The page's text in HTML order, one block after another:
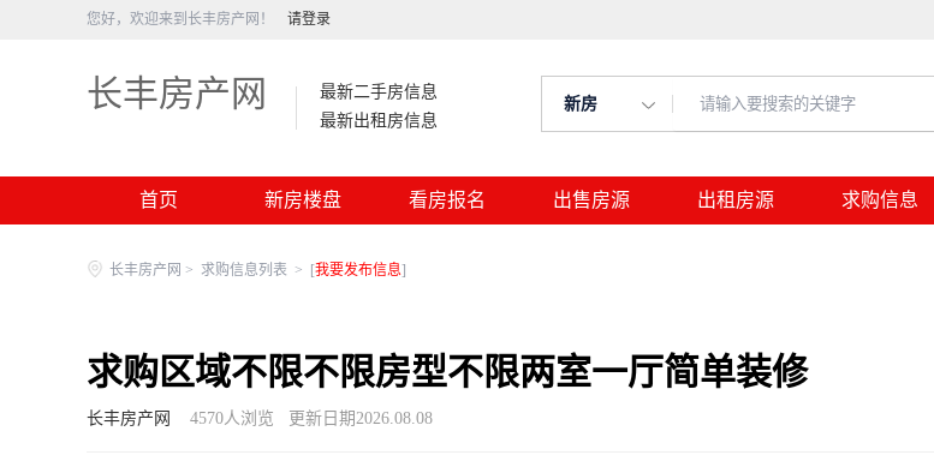
您好，欢迎来到长丰房产网！ 请登录
长丰房产网
最新二手房信息
最新出租房信息
新房
首页 新房楼盘 看房报名 出售房源 出租房源 求购信息
长丰房产网 > 求购信息列表 > [我要发布信息]
求购区域不限不限房型不限两室一厅简单装修
长丰房产网 4570人浏览 更新日期2026.08.08